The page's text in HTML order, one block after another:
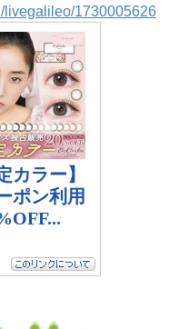
livegalileo/1730005626